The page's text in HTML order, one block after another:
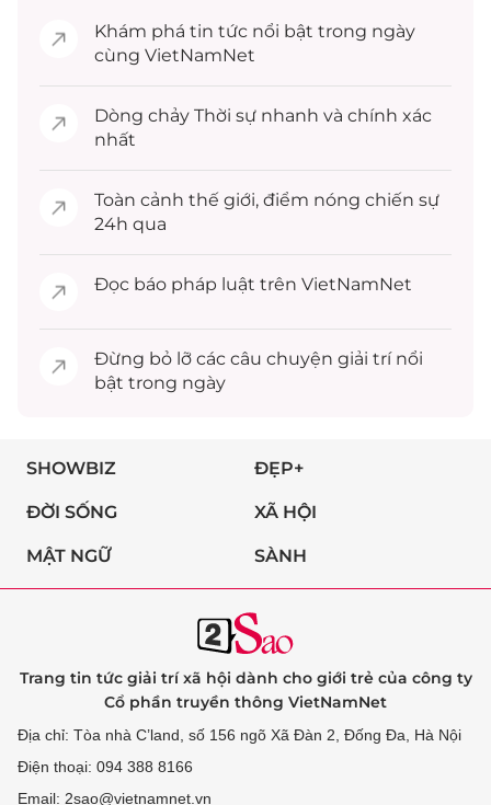
Khám phá tin tức nổi bật trong ngày
cùng VietNamNet
Dòng chảy Thời sự nhanh và chính xác
nhất
Toàn cảnh thế giới, điểm nóng chiến sự
24h qua
Đọc báo pháp luật trên VietNamNet
Đừng bỏ lỡ các câu chuyện giải trínổi
bật trong ngày
SHOWBIZ ĐẸP+
ĐỜI SỐNG XÃ HỘI
MẬT NGỮ SÀNH
Trang tin tức giải trí xã hội dành cho giới trẻ của công ty
Cổ phần truyền thông VietNamNet
Địa chỉ: Tòa nhà C’land, số 156 ngõ Xã Đàn 2, Đống Đa, Hà Nội
Điện thoại: 094 388 8166
Email: 2sao@vietnamnet.vn